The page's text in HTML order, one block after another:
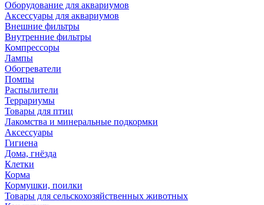
Оборудование для аквариумов
Аксессуары для аквариумов
Внешние фильтры
Внутренние фильтры
Компрессоры
Лампы
Обогреватели
Помпы
Распылители
Террариумы
Товары для птиц
Лакомства и минеральные подкормки
Аксессуары
Гигиена
Дома, гнёзда
Клетки
Корма
Кормушки, поилки
Товары для сельскохозяйственных животных